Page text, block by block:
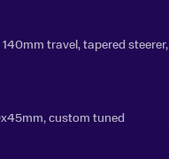
travel, tapered steerer,
custom tuned